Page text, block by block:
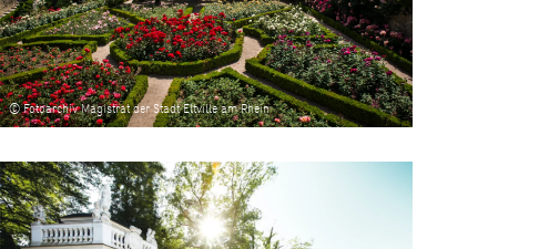
© Fotoarchiv Magistrat der Stadt Eltville am Rhein